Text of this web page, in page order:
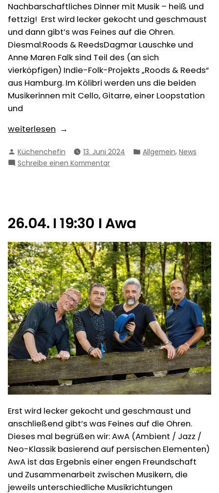
Nachbarschaftliches Dinner mit Musik – heiß und
fettzig! Erst wird lecker gekocht und geschmaust
und dann gibt’s was Feines auf die Ohren.
Diesmal:Roods & ReedsDagmar Lauschke und
Anne Maren Falk sind Teil des (an sich
vierköpfigen) Indie-Folk-Projekts „Roods & Reeds“
aus Hamburg. Im Kölibri werden uns die beiden
Musikerinnen mit Cello, Gitarre, einer Loopstation
und
„Fr.28.6.
19:30
Uhr
Reeds
&
Evantgarde“
weiterlesen
Verfasst
von
Küchenchefin 13. Juni 2024
Veröffentlicht
Allgemein, News
Schreibe einen Kommentarzu
I
Roods
Reeds
&
Evantgarde
26.04. I 19:30 I Awa
Erst wird lecker gekocht und geschmaust und
anschließend gibt’s was Feines auf die Ohren.
Dieses mal begrüßen wir: AwA (Ambient / Jazz /
Neo-Klassik basierend auf persischen Elementen)
AwA ist das Ergebnis einer engen Freundschaft
und Zusammenarbeit zwischen Musikern, die
jeweils unterschiedliche Musikrichtungen